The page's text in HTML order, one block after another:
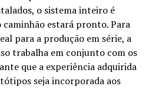
o sistema inteiro é
caminhão estará pronto. Para
para a produção em série, a
trabalha em conjunto com os
que a experiência adquirida
seja incorporada aos